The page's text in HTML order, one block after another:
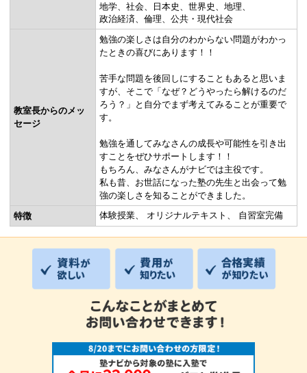
地学
社会 日本史 世界史
地理
政治経済
倫理 公共・現代社会
教室長からのメッ
セージ
勉強の楽しさは自分のわからない問題がわかっ
たときの喜びにあります！！
苦手な問題を後回しにすることもあると思いま
すが、そこで「なぜ？どうやったら解けるのだ
ろう？」と自分でまず考えてみることが重要で
す。
勉強を通してみなさんの成長や可能性を引き出
すことをぜひサポートします！！
もちろん、みなさんがナビでは主役です。
私も昔、お世話になった塾の先生と出会って勉
強の楽しさを知ることができました。
特徴
体験授業 オリジナルテキスト 自習室完備